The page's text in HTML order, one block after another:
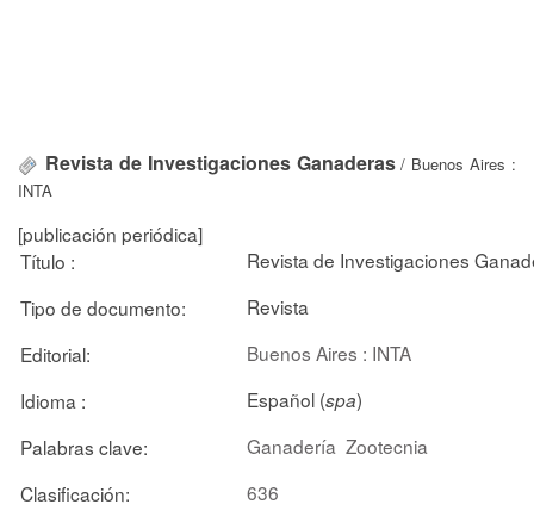
Revista de Investigaciones Ganaderas/ Buenos Aires :
INTA
[publicación periódica]
Título :
Revista de Investigaciones
Tipo de documento:
Revista
Editorial:
Buenos Aires : INTA
Idioma :
Español (spa)
Palabras clave:
Ganadería Zootecnia
Clasificación:
636